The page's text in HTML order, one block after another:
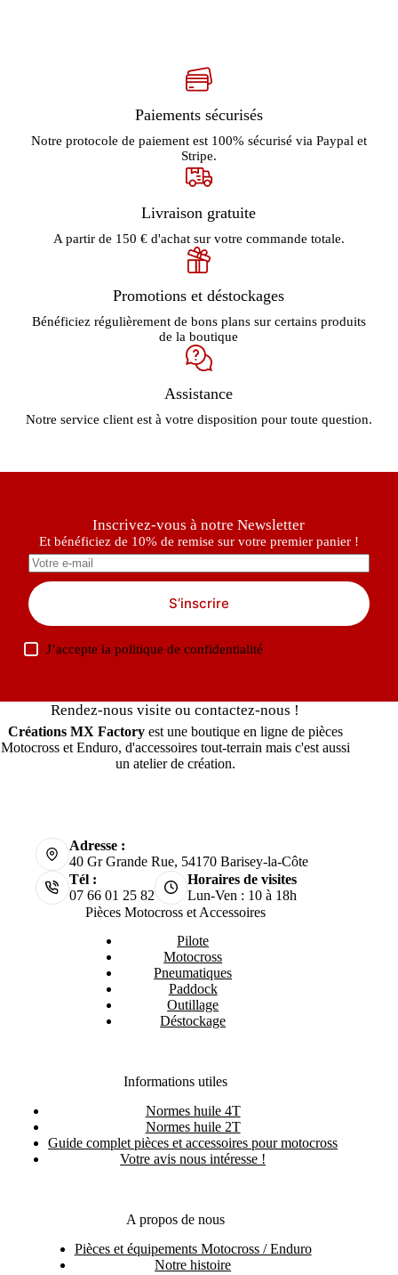
Paiements sécurisés
Notre protocole de paiement est 100% sécurisé via Paypal et
Stripe.
Livraison gratuite
A partir de 150 € d'achat sur votre commande totale.
Promotions et déstockages
Bénéficiez régulièrement de bons plans sur certains produits
de la boutique
Assistance
Notre service client est à votre disposition pour toute question.
Inscrivez-vous à notre Newsletter
Et bénéficiez de 10% de remise sur votre premier panier !
S’inscrire
J’accepte lapolitique de confidentialité
Rendez-nous visite ou contactez-nous !
Créations MX Factoryest une boutique en ligne de pièces
Motocross et Enduro, d'accessoires tout-terrain mais c'est aussi
un atelier de création.
Adresse :
40 Gr Grande Rue, 54170 Barisey-la-Côte
Tél :
07 66 01 25 82
Horaires de visites
Lun-Ven : 10 à 18h
Pièces Motocross et Accessoires
Pilote
Motocross
Pneumatiques
Paddock
Outillage
Déstockage
Informations utiles
Normes huile 4T
Normes huile 2T
Guide complet pièces et accessoires pour motocross
Votre avis nous intéresse !
A propos de nous
Pièces et équipements Motocross / Enduro
Notre histoire